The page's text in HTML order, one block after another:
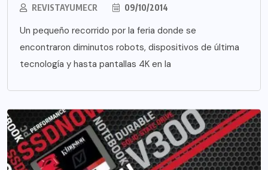
REVISTAYUMECR 09/10/2014
Un pequeño recorrido por la feria donde se
encontraron diminutos robots, dispositivos de última
tecnología y hasta pantallas 4K en la